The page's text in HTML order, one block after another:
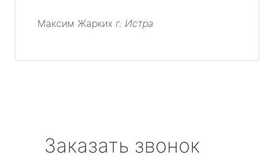
Максим Жарких г. Истра
Заказать звонок